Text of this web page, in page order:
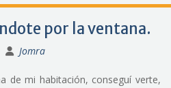
por la ventana.
Jomra
de mi habitación, conseguí verte,